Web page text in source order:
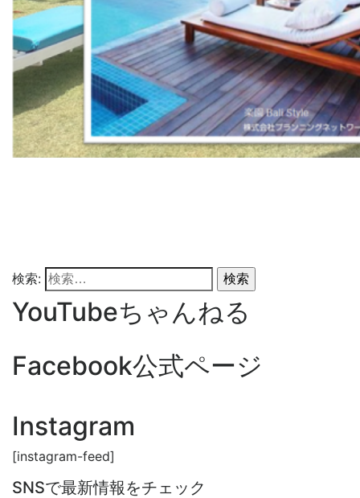
検索:
YouTubeちゃんねる
Facebook公式ページ
Instagram
[instagram-feed]
SNSで最新情報をチェック